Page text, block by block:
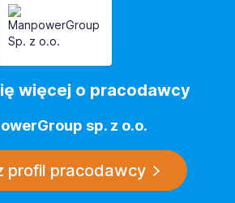
więcej o pracodawcy
sp. z o.o.
profil pracodawcy